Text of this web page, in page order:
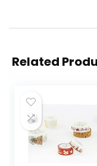
Related